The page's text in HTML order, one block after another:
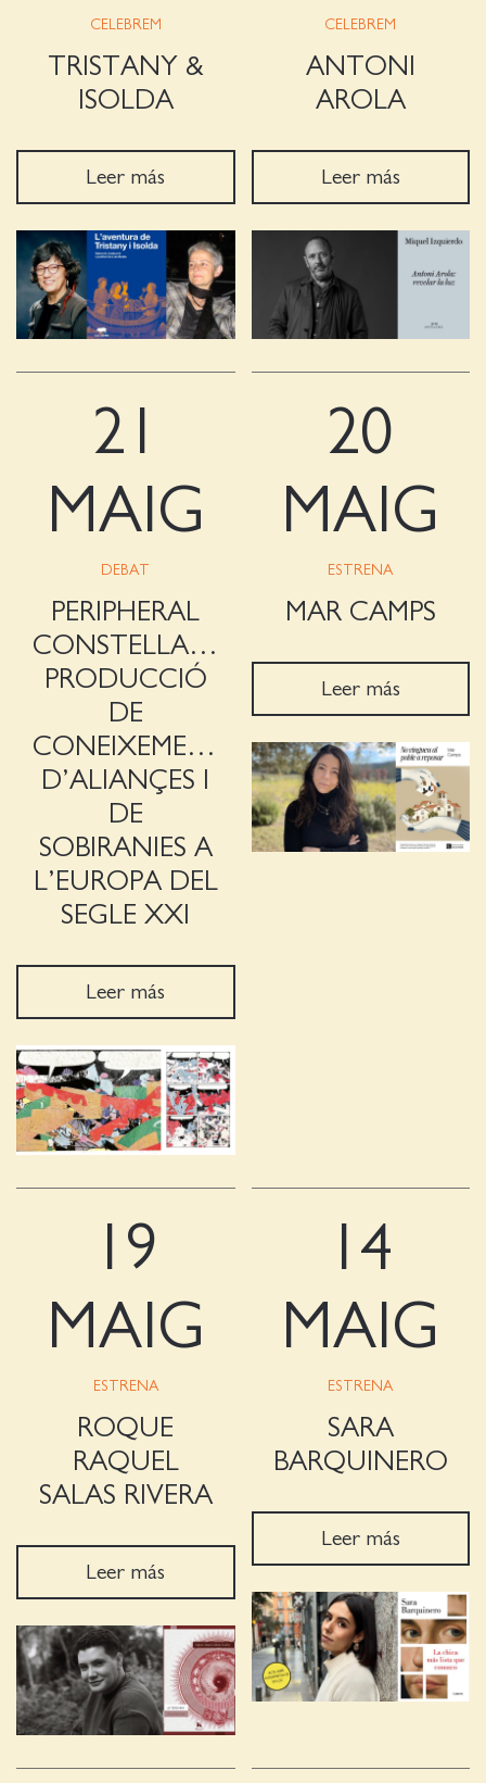
CELEBREM
TRISTANY &
ISOLDA
Leer más
CELEBREM
ANTONI
AROLA
Leer más
21
MAIG
DEBAT
PERIPHERAL
CONSTELLATION:
PRODUCCIÓ
DE
CONEIXEMENT,
D’ALIANÇES I
DE
SOBIRANIES A
L’EUROPA DEL
SEGLE XXI
Leer más
20
MAIG
ESTRENA
MAR CAMPS
Leer más
19
MAIG
ESTRENA
ROQUE
RAQUEL
SALAS RIVERA
Leer más
14
MAIG
ESTRENA
SARA
BARQUINERO
Leer más